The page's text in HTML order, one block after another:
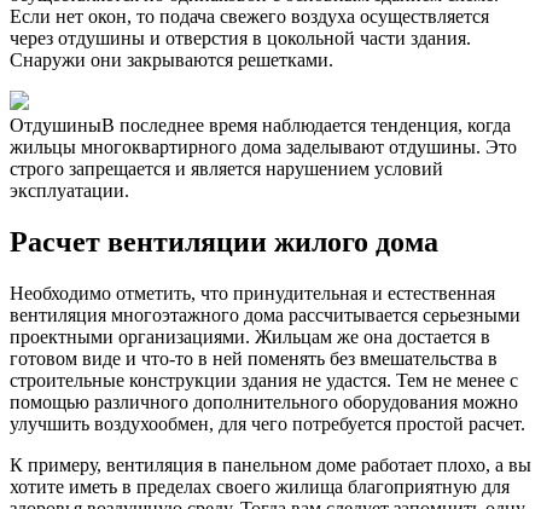
Если нет окон, то подача свежего воздуха осуществляется
через отдушины и отверстия в цокольной части здания.
Снаружи они закрываются решетками.
ОтдушиныВ последнее время наблюдается тенденция, когда
жильцы многоквартирного дома заделывают отдушины. Это
строго запрещается и является нарушением условий
эксплуатации.
Расчет вентиляции жилого дома
Необходимо отметить, что принудительная и естественная
вентиляция многоэтажного дома рассчитывается серьезными
проектными организациями. Жильцам же она достается в
готовом виде и что-то в ней поменять без вмешательства в
строительные конструкции здания не удастся. Тем не менее с
помощью различного дополнительного оборудования можно
улучшить воздухообмен, для чего потребуется простой расчет.
К примеру, вентиляция в панельном доме работает плохо, а вы
хотите иметь в пределах своего жилища благоприятную для